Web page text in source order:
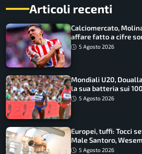
Articoli recenti
Calciomercato,
affare fatto a cifre
5 Agosto 2026
Mondiali U20,
la sua batteria sui
disputano le finali
5 Agosto 2026
Europei, tuffi: Tocci
Male Santoro,
5 Agosto 2026